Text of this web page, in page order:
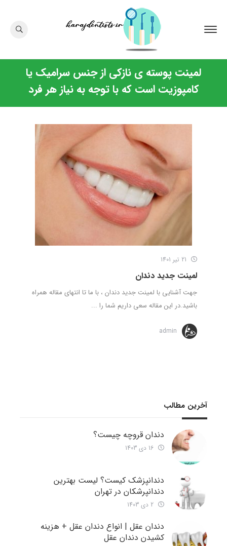
لمینت پوسته ی نازکی از جنس سرامیک یا
کامپوزیت است که با توجه به نیاز هر فرد
لمینت جدید دندان
جهت آشنایی با لمینت جدید دندان ، با ما تا انتهای مقاله همراه
باشید.در این مقاله سعی داریم شما را ...
admin
آخرین مطالب
دندان قروچه چیست؟
دندانپزشک کیست؟ لیست بهترین
دندانپرشکان در تهران
دندان عقل | انواع دندان عقل + هزینه
کشیدن دندان عقل